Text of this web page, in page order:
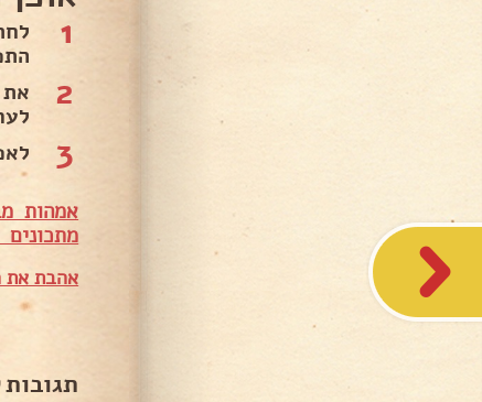
1
2
3 לאפות 220
אמהות
מתכונים
אהבת את